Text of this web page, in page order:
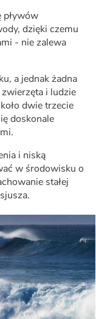
pływów
dzięki czemu
- nie zalewa
a jednak żadna
i ludzie
dwie trzecie
doskonale
i niską
w środowisku o
stałej